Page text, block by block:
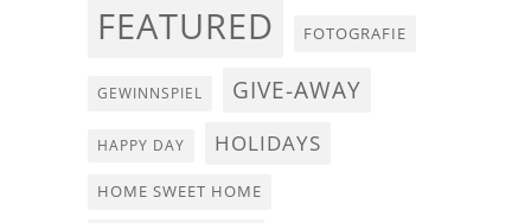
FEATURED FOTOGRAFIE
GEWINNSPIEL GIVE-AWAY
HAPPY DAY HOLIDAYS
HOME SWEET HOME